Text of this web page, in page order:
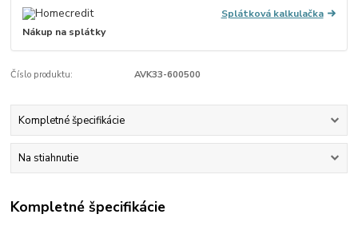
Splátková kalkulačka
Nákup na splátky
Číslo produktu: AVK33-600500
Kompletné špecifikácie
Na stiahnutie
Kompletné špecifikácie